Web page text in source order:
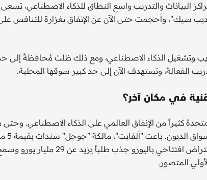
البيانات والتدريب واسع النطاق للذكاء الاصطناعي،
"ديب سيك"، وأحجمت حتى الآن عن الإنفاق بغزارة للتنافس
وتشغيل الذكاء الاصطناعي، ومع ذلك ظلت مُحافظةً إلى
الفعالة، وتستهدف الآن إلى حد كبير سوقها المحلية.
في مكان آخر؟
كثيراً من الإنفاق العالمي على الذكاء الاصطناعي.
في
نجحت في جمع 6.75 مليار يورو في اقتراض